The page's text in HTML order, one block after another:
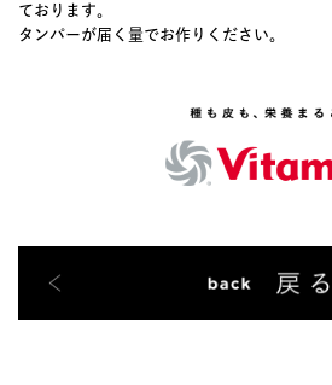
ております。
タンパーが届く量でお作りください。